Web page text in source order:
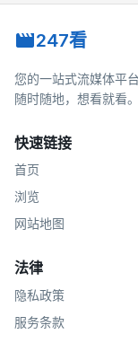
247看
您的一站式流媒体平
随时随地，想看就看。
快速链接
首页
浏览
网站地图
法律
隐私政策
服务条款